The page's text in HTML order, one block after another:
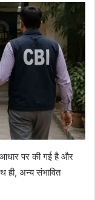
आधार पर की गई है और
ही, अन्य संभावित